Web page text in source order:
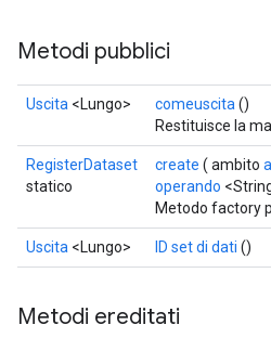
Metodi pubblici
Uscita <Lungo> comeuscita ()
Restituisce la
RegisterDataset
statico
create ( ambito
operando
Metodo factory
Uscita <Lungo> ID set di dati ()
Metodi ereditati